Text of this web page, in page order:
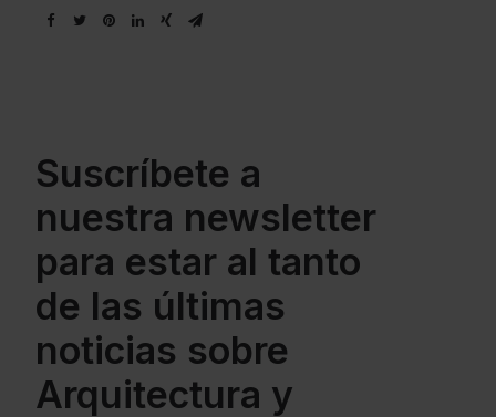
Suscríbete a
nuestra newsletter
para estar al tanto
de las últimas
noticias sobre
Arquitectura y